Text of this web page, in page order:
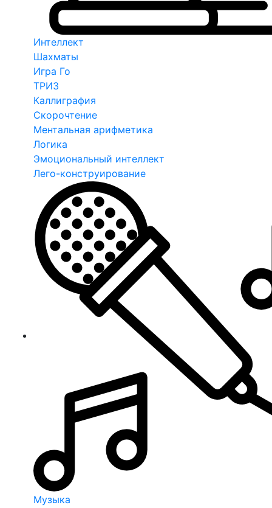
Интеллект
Шахматы
Игра Го
ТРИЗ
Каллиграфия
Скорочтение
Ментальная арифметика
Логика
Эмоциональный интеллект
Лего-конструирование
Музыка